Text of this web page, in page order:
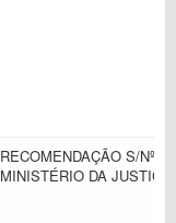
RECOMENDAÇÃO S/Nº -
MINISTÉRIO DA JUSTIÇA